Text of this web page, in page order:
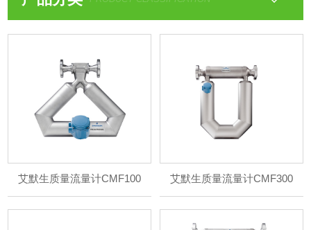
艾默生质量流量计CMF100 艾默生质量流量计CMF300